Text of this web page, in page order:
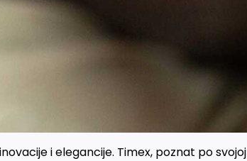
i elegancije. Timex, poznat po svojoj